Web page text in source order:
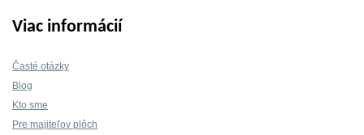
Viac informácií
Časté otázky
Blog
Kto sme
Pre majiteľov plôch